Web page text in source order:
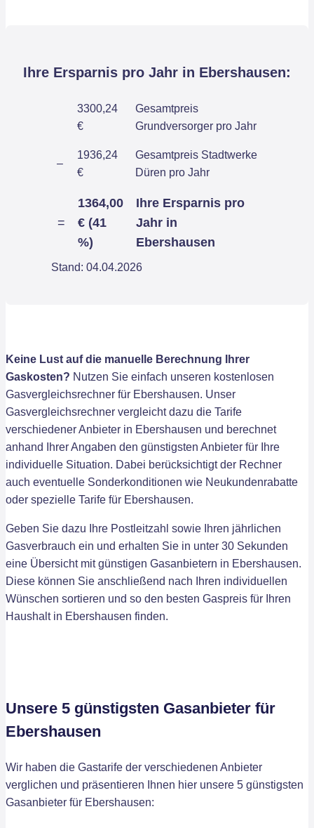
Ihre Ersparnis pro Jahr in Ebershausen:
3300,24
€
Gesamtpreis
Grundversorger pro Jahr
–
1936,24
€
Gesamtpreis Stadtwerke
Düren pro Jahr
=
1364,00
€ (41
%)
Ihre Ersparnis pro
Jahr in
Ebershausen
Stand: 04.04.2026
Keine Lust auf die manuelle Berechnung Ihrer
Gaskosten? Nutzen Sie einfach unseren kostenlosen
Gasvergleichsrechner für Ebershausen. Unser
Gasvergleichsrechner vergleicht dazu die Tarife
verschiedener Anbieter in Ebershausen und berechnet
anhand Ihrer Angaben den günstigsten Anbieter für Ihre
individuelle Situation. Dabei berücksichtigt der Rechner
auch eventuelle Sonderkonditionen wie Neukundenrabatte
oder spezielle Tarife für Ebershausen.
Geben Sie dazu Ihre Postleitzahl sowie Ihren jährlichen
Gasverbrauch ein und erhalten Sie in unter 30 Sekunden
eine Übersicht mit günstigen Gasanbietern in Ebershausen.
Diese können Sie anschließend nach Ihren individuellen
Wünschen sortieren und so den besten Gaspreis für Ihren
Haushalt in Ebershausen finden.
Unsere 5 günstigsten Gasanbieter für
Ebershausen
Wir haben die Gastarife der verschiedenen Anbieter
verglichen und präsentieren Ihnen hier unsere 5 günstigsten
Gasanbieter für Ebershausen: